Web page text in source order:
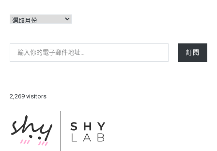
彙
輸入你的電子郵件地址…
訂閱
2,269 visitors